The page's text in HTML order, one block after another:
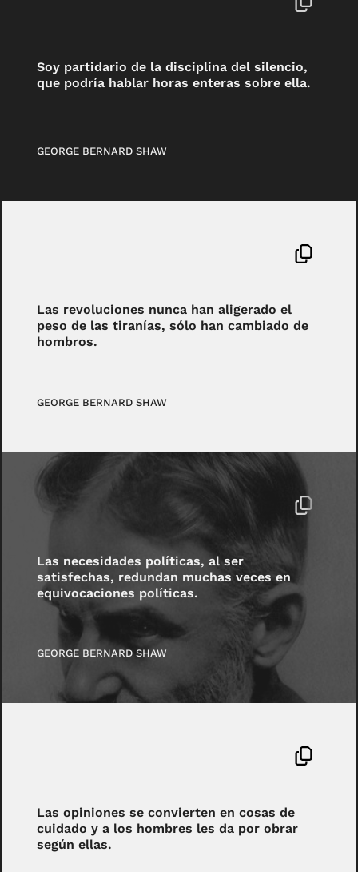
Soy partidario de la disciplina del silencio,
que podría hablar horas enteras sobre ella.
GEORGE BERNARD SHAW
Las revoluciones nunca han aligerado el
peso de las tiranías, sólo han cambiado de
hombros.
GEORGE BERNARD SHAW
Las necesidades políticas, al ser
satisfechas, redundan muchas veces en
equivocaciones políticas.
GEORGE BERNARD SHAW
Las opiniones se convierten en cosas de
cuidado y a los hombres les da por obrar
según ellas.